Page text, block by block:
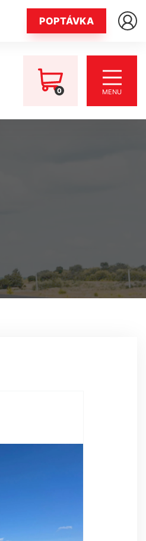
POPTÁVKA
0 MENU